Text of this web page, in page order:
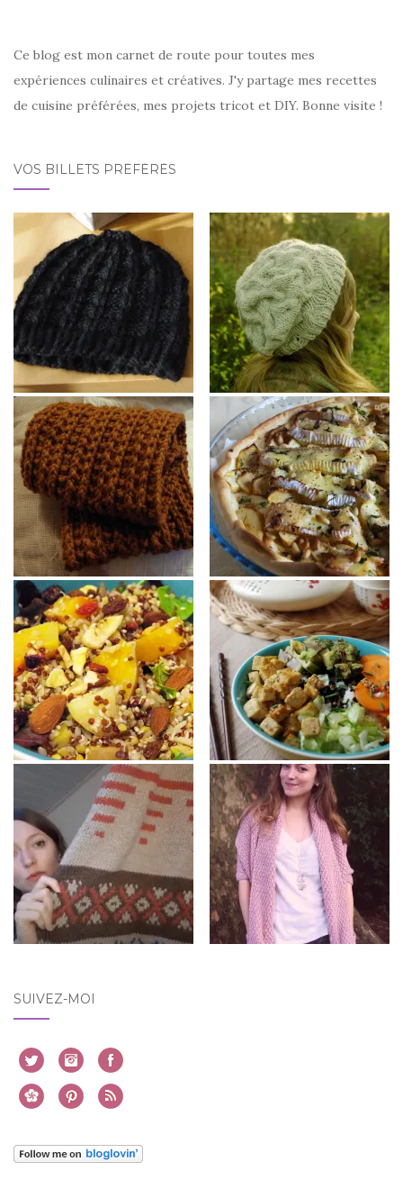
Ce blog est mon carnet de route pour toutes mes
expériences culinaires et créatives. J'y partage mes recettes
de cuisine préférées, mes projets tricot et DIY. Bonne visite !
VOS BILLETS PRÉFÉRÉS
SUIVEZ-MOI